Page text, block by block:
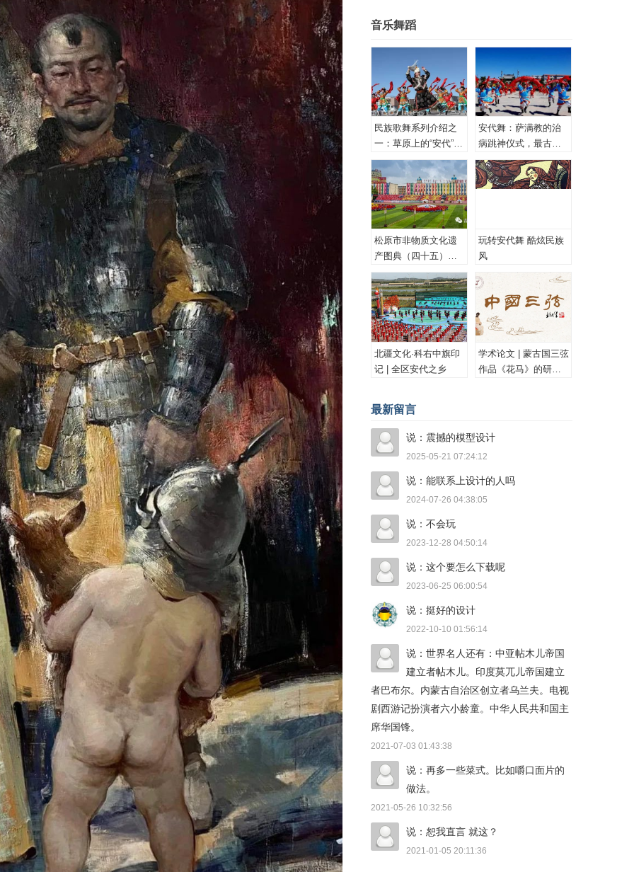
音乐舞蹈
民族歌舞系列介绍之
一：草原上的“安代”和
安代舞
安代舞：萨满教的治
病跳神仪式，最古老
的心理治疗！
松原市非物质文化遗
产图典（四十五）蒙
古族安代舞
玩转安代舞 酷炫民族
风
北疆文化·科右中旗印
记 | 全区安代之乡
学术论文 | 蒙古国三弦
作品《花马》的研究
最新留言
说：震撼的模型设计
2025-05-21 07:24:12
说：能联系上设计的人吗
2024-07-26 04:38:05
说：不会玩
2023-12-28 04:50:14
说：这个要怎么下载呢
2023-06-25 06:00:54
说：挺好的设计
2022-10-10 01:56:14
说：世界名人还有：中亚帖木儿帝国
建立者帖木儿。印度莫兀儿帝国建立
者巴布尔。内蒙古自治区创立者乌兰夫。电视
剧西游记扮演者六小龄童。中华人民共和国主
席华国锋。
2021-07-03 01:43:38
说：再多一些菜式。比如嚼口面片的
做法。
2021-05-26 10:32:56
说：恕我直言 就这？
2021-01-05 20:11:36